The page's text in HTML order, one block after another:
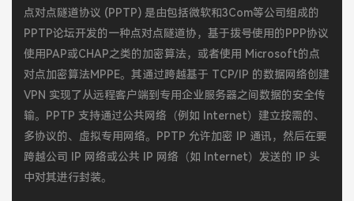
点对点隧道协议 (PPTP) 是由包括微软和3Com等公司组成的
PPTP论坛开发的一种点对点隧道协，基于拨号使用的PPP协议
使用PAP或CHAP之类的加密算法，或者使用 Microsoft的点
对点加密算法MPPE。其通过跨越基于 TCP/IP 的数据网络创建
VPN 实现了从远程客户端到专用企业服务器之间数据的安全传
输。PPTP 支持通过公共网络（例如 Internet）建立按需的、
多协议的、虚拟专用网络。PPTP 允许加密 IP 通讯，然后在要
跨越公司 IP 网络或公共 IP 网络（如 Internet）发送的 IP 头
中对其进行封装。